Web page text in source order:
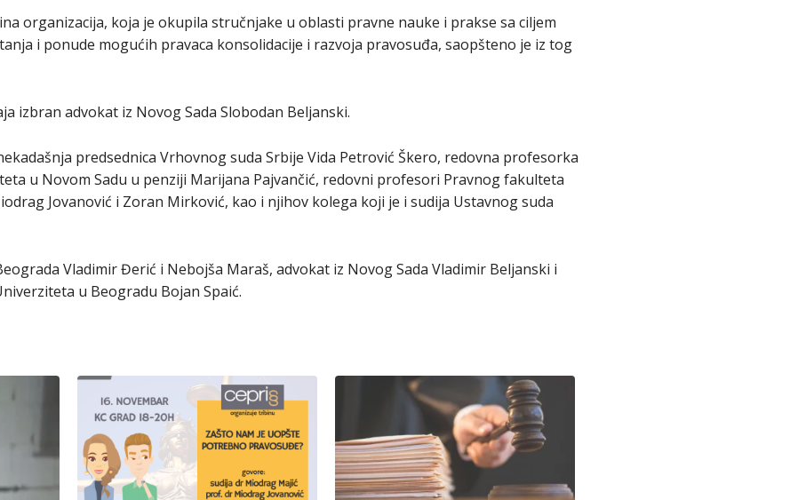
organizacija, koja je okupila stručnjake u oblasti pravne nauke i prakse sa ciljem
i ponude mogućih pravaca konsolidacije i razvoja pravosuđa, saopšteno je iz tog
izbran advokat iz Novog Sada Slobodan Beljanski.
predsednica Vrhovnog suda Srbije Vida Petrović Škero, redovna profesorka
u Novom Sadu u penziji Marijana Pajvančić, redovni profesori Pravnog fakulteta
Jovanović i Zoran Mirković, kao i njihov kolega koji je i sudija Ustavnog suda
Vladimir Đerić i Nebojša Maraš, advokat iz Novog Sada Vladimir Beljanski i
u Beogradu Bojan Spaić.